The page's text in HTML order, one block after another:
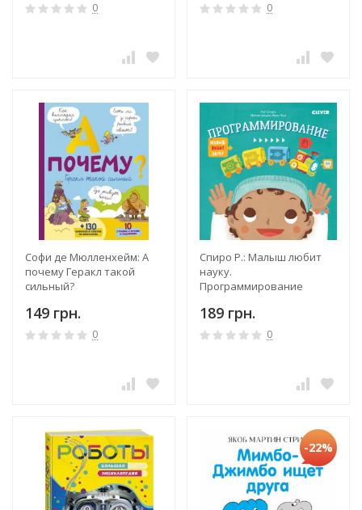
0 0
Софи де Мюлленхейм: А
почему Геракл такой
сильный?
149 грн.
0
Спиро Р.: Малыш любит
науку.
Программирование
189 грн.
0
-22%